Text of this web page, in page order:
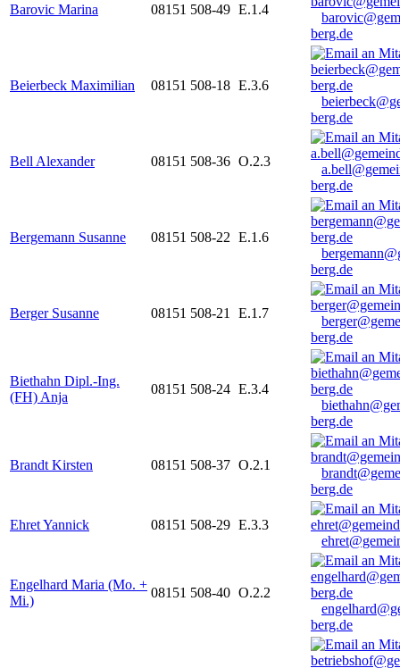
Barovic Marina 08151 508-49 E.1.4
berg.de
Beierbeck Maximilian 08151 508-18 E.3.6
berg.de
Bell Alexander 08151 508-36 O.2.3
berg.de
Bergemann Susanne 08151 508-22 E.1.6
berg.de
Berger Susanne 08151 508-21 E.1.7
berg.de
Biethahn Dipl.-Ing.
(FH) Anja
08151 508-24 E.3.4
berg.de
Brandt Kirsten 08151 508-37 O.2.1
berg.de
Ehret Yannick 08151 508-29 E.3.3
Engelhard Maria (Mo. +
Mi.)
08151 508-40 O.2.2
berg.de